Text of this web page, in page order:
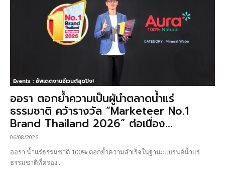
Events : อัพเดตงานอีเวนต์สุดปัง!
ออรา ตอกย้ำความเป็นผู้นำตลาดน้ำแร่
ธรรมชาติ คว้ารางวัล “Marketeer No.1
Brand Thailand 2026” ต่อเนื่อง...
06/08/2026
ออรา น้ำแร่ธรรมชาติ 100% ตอกย้ำความสำเร็จในฐานะแบรนด์น้ำแร่
ธรรมชาติที่ครอง...